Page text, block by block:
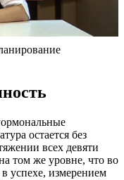
остается без
всех девяти
том же уровне, что во
успехе, измерением